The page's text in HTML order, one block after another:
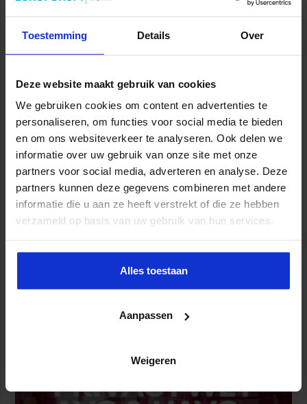
Toestemming Details Over
Deze website maakt gebruik van cookies
We gebruiken cookies om content en advertenties te
personaliseren, om functies voor social media te bieden
en om ons websiteverkeer te analyseren. Ook delen we
informatie over uw gebruik van onze site met onze
partners voor social media, adverteren en analyse. Deze
partners kunnen deze gegevens combineren met andere
informatie die u aan ze heeft verstrekt of die ze hebben
verzameld op basis van uw gebruik van hun services.
Alles toestaan
Aanpassen
Weigeren
Uitvoeringsorganisaties van overheidstaken stuiten regelmatig op
obstakels door privacywetgeving, bijvoorbeeld in de zorg. De
Rekenkamer controleert de uitgaven en inkomsten van de
nadelig uitpakt voor burgers. Je denk aan mensen die onder het
bestaansminimum leven en niet wisten van hun recht op
aanvullende uitkeringen, of aan zorgfraudeurs die ongestraft
doorgaan met hun praktijken en …
Vijf tips om de AVG beter na te leven